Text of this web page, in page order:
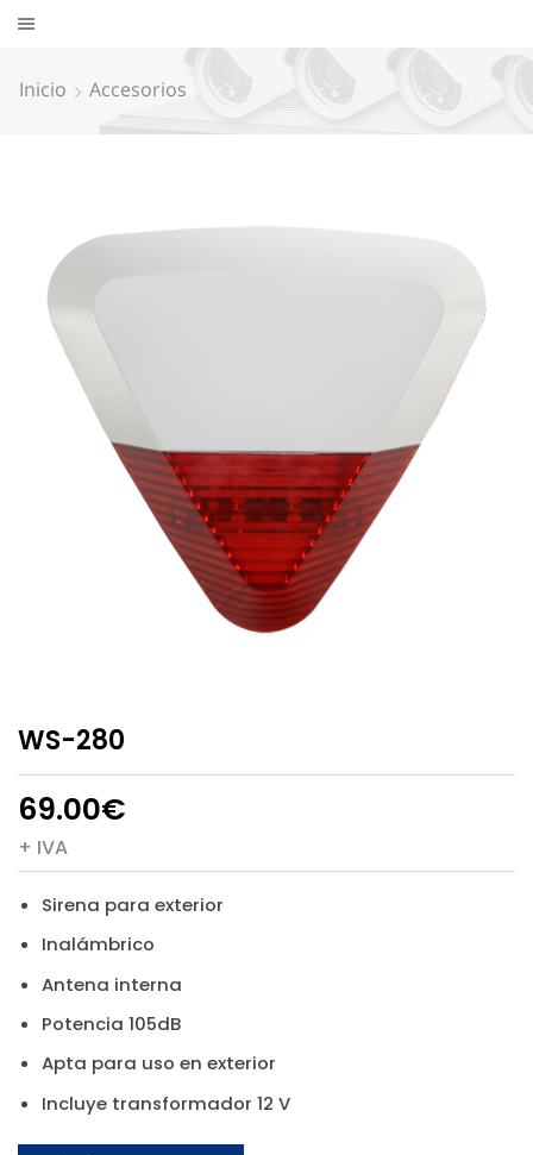
Inicio Accesorios
WS-280
69.00€
+ IVA
Sirena para exterior
Inalámbrico
Antena interna
Potencia 105dB
Apta para uso en exterior
Incluye transformador 12 V